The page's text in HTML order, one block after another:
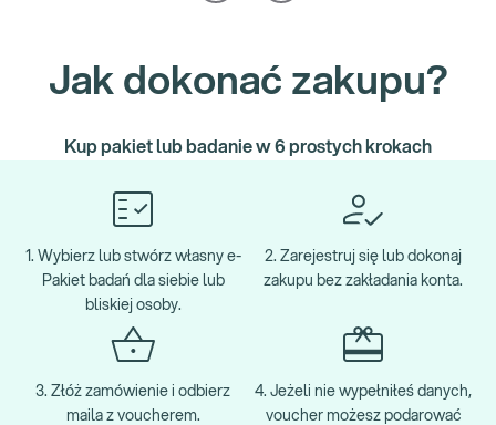
Jak dokonać zakupu?
Kup pakiet lub badanie w 6 prostych krokach
1. Wybierz lub stwórz własny e-
Pakiet badań dla siebie lub
bliskiej osoby.
2. Zarejestruj się lub dokonaj
zakupu bez zakładania konta.
3. Złóż zamówienie i odbierz
maila z voucherem.
4. Jeżeli nie wypełniłeś danych,
voucher możesz podarować